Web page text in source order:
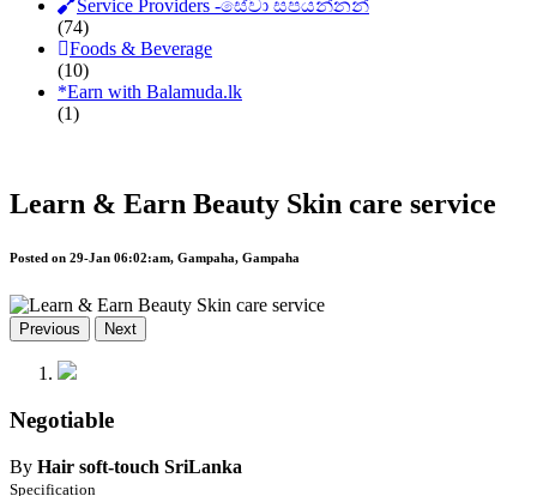
Service Providers -සේවා සපයන්නන්
(74)
Foods & Beverage
(10)
*Earn with Balamuda.lk
(1)
Learn & Earn Beauty Skin care service
Posted on 29-Jan 06:02:am, Gampaha, Gampaha
Previous Next
Negotiable
By Hair soft-touch SriLanka
Specification